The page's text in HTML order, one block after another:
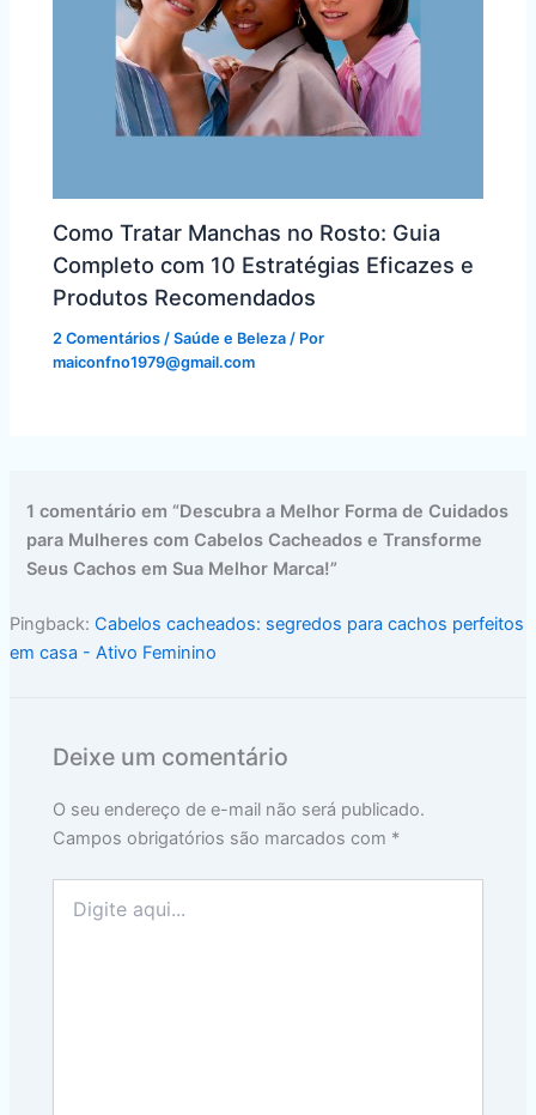
Como Tratar Manchas no Rosto: Guia
Completo com 10 Estratégias Eficazes e
Produtos Recomendados
2 Comentários /Saúde e Beleza / Por
maiconfno1979@gmail.com
1 comentário em “Descubra a Melhor Forma de Cuidados
para Mulheres com Cabelos Cacheados e Transforme
Seus Cachos em Sua Melhor Marca!”
Pingback: Cabelos cacheados: segredos para cachos perfeitos
em casa - Ativo Feminino
Deixe um comentário
O seu endereço de e-mail não será publicado.
Campos obrigatórios são marcados com *
aqui...